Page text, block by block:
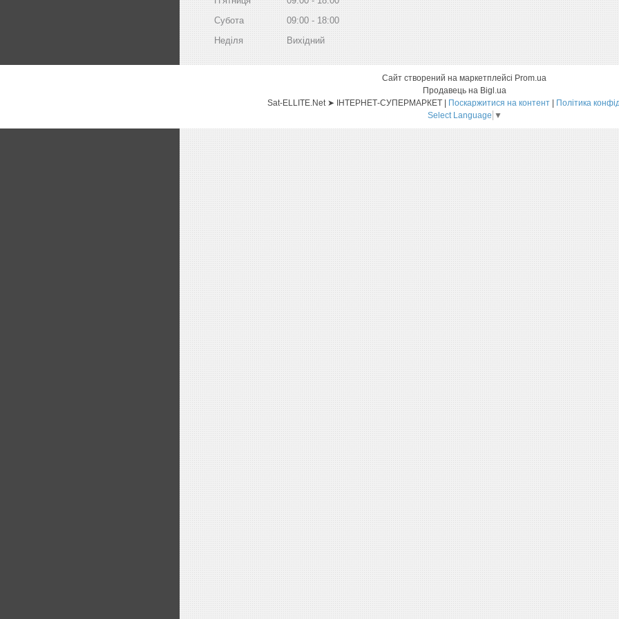
Субота
09:00
18:00
Неділя
Вихідний
Сайт створений на маркетплейсі Prom.ua
Продавець на Bigl.ua
Sat-ELLITE.Net ➤ ІНТЕРНЕТ-СУПЕРМАРКЕТ | Поскаржитися на контент | Політика
Select Language ▼